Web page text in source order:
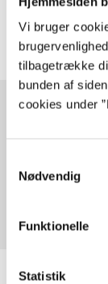
Vi bruger
tilbagetrække
bunden af
cookies under
Nødvendig
Funktionelle
Statistik
The articles in
In